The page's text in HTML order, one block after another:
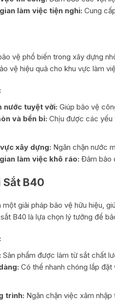
làm việc tiện nghi: Cung
vệ phổ biến trong xây dựng
vệ hiệu quả cho khu vực làm
nước tuyệt vời: Giúp bảo vệ
và bền bỉ: Chịu được các yếu
xây dựng: Ngăn chặn nước
làm việc khô ráo: Đảm bảo
Sắt B40
một giải pháp bảo vệ hữu hiệu,
B40 là lựa chọn lý tưởng để
Sản phẩm được làm từ sắt chất
Có thể nhanh chóng lắp đặt
trình: Ngăn chặn việc xâm